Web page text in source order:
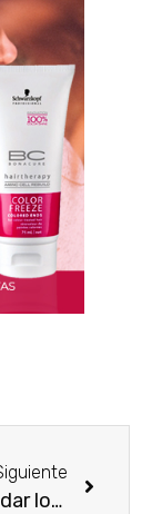
¿Cómo cuidar los pies en casa para tenerlos perfectos?